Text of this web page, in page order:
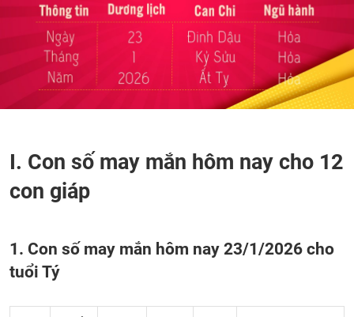
I. Con số may mắn hôm nay cho 12
con giáp
1. Con số may mắn hôm nay 23/1/2026 cho
tuổi Tý